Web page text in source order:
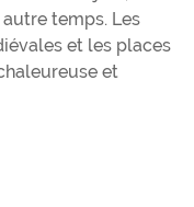
temps. Les
et les places
et